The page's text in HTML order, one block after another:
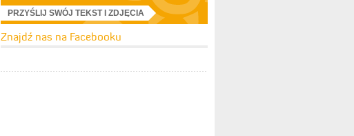
PRZYŚLIJ SWÓJ TEKST I ZDJĘCIA
Znajdź nas na Facebooku